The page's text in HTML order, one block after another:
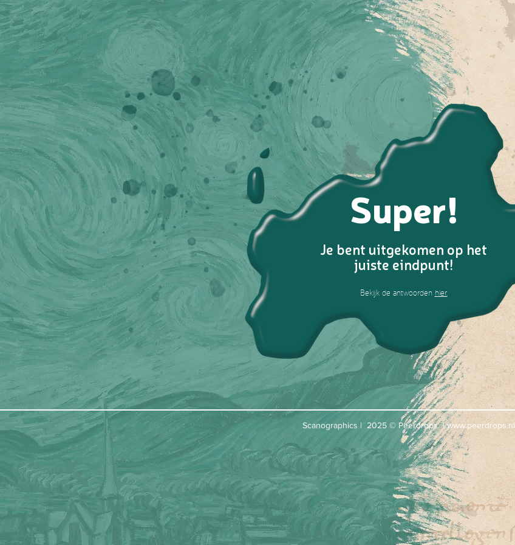
Super!
Bekijk de antwoorden hier.
Je bent uitgekomen op het
juiste eindpunt!
Scanographics | 2025 © Peerdrops |www.peerdrops.nl